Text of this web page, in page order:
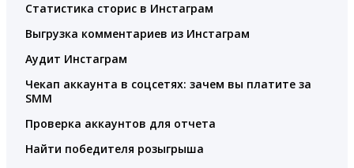
Статистика сторис в Инстаграм
Выгрузка комментариев из Инстаграм
Аудит Инстаграм
Чекап аккаунта в соцсетях: зачем вы платите за
SMM
Проверка аккаунтов для отчета
Найти победителя розыгрыша